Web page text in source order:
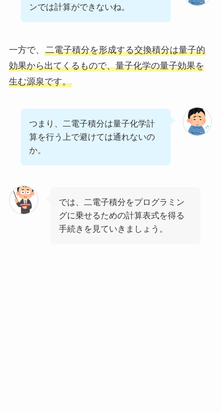
ンでは計算ができないね。
一方で、 二電子積分を形成する交換積分は量子的
効果から出てくるもので、量子化学の量子効果を
生む源泉です。
つまり、二電子積分は量子化学計
算を行う上で避けては通れないの
か。
では、二電子積分をプログラミン
グに乗せるための計算表式を得る
手続きを見ていきましょう。